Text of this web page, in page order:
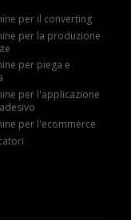
per il converting
per la produzione
per piega e
per l'applicazione
per l'ecommerce